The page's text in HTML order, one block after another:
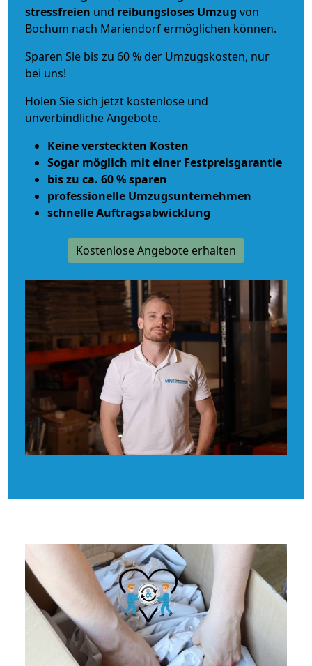
stressfreien und reibungsloses Umzug von
Bochum nach Mariendorf ermöglichen können.
Sparen Sie bis zu 60 % der Umzugskosten, nur
bei uns!
Holen Sie sich jetzt kostenlose und
unverbindliche Angebote.
Keine versteckten Kosten
Sogar möglich mit einer Festpreisgarantie
bis zu ca. 60 % sparen
professionelle Umzugsunternehmen
schnelle Auftragsabwicklung
Kostenlose Angebote erhalten